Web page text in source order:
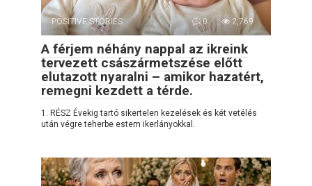
POSITIVE STORIES 0 2,769
A férjem néhány nappal az ikreink
tervezett császármetszése előtt
elutazott nyaralni – amikor hazatért,
remegni kezdett a térde.
1. RÉSZ Évekig tartó sikertelen kezelések és két vetélés
után végre teherbe estem ikerlányokkal.